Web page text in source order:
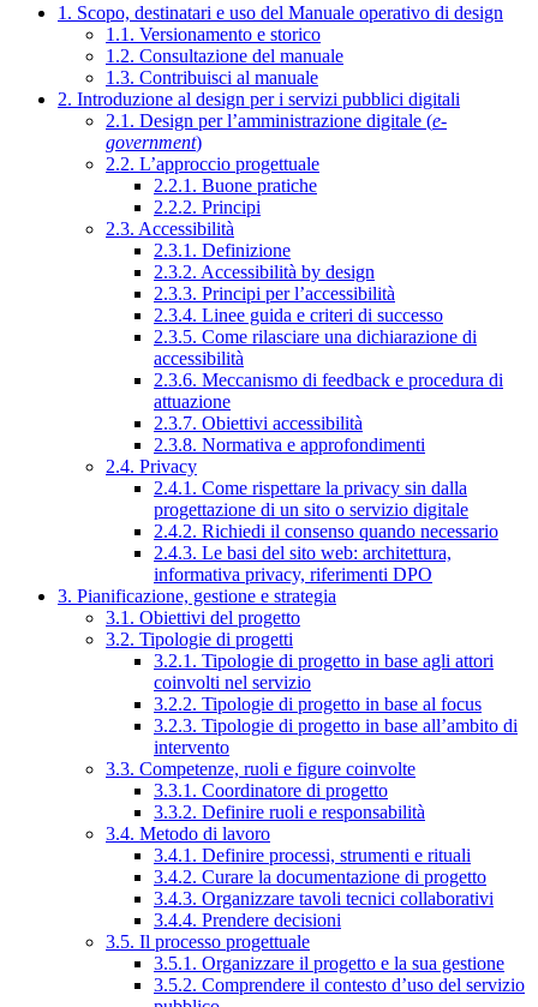
1. Scopo, destinatari e uso del Manuale operativo di design
1.1. Versionamento e storico
1.2. Consultazione del manuale
1.3. Contribuisci al manuale
2. Introduzione al design per i servizi pubblici digitali
2.1. Design per l’amministrazione digitale (e-
government)
2.2. L’approccio progettuale
2.2.1. Buone pratiche
2.2.2. Principi
2.3. Accessibilità
2.3.1. Definizione
2.3.2. Accessibilità by design
2.3.3. Principi per l’accessibilità
2.3.4. Linee guida e criteri di successo
2.3.5. Come rilasciare una dichiarazione di
accessibilità
2.3.6. Meccanismo di feedback e procedura di
attuazione
2.3.7. Obiettivi accessibilità
2.3.8. Normativa e approfondimenti
2.4. Privacy
2.4.1. Come rispettare la privacy sin dalla
progettazione di un sito o servizio digitale
2.4.2. Richiedi il consenso quando necessario
2.4.3. Le basi del sito web: architettura,
informativa privacy, riferimenti DPO
3. Pianificazione, gestione e strategia
3.1. Obiettivi del progetto
3.2. Tipologie di progetti
3.2.1. Tipologie di progetto in base agli attori
coinvolti nel servizio
3.2.2. Tipologie di progetto in base al focus
3.2.3. Tipologie di progetto in base all’ambito di
intervento
3.3. Competenze, ruoli e figure coinvolte
3.3.1. Coordinatore di progetto
3.3.2. Definire ruoli e responsabilità
3.4. Metodo di lavoro
3.4.1. Definire processi, strumenti e rituali
3.4.2. Curare la documentazione di progetto
3.4.3. Organizzare tavoli tecnici collaborativi
3.4.4. Prendere decisioni
3.5. Il processo progettuale
3.5.1. Organizzare il progetto e la sua gestione
3.5.2. Comprendere il contesto d’uso del servizio